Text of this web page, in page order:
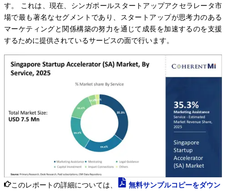
す。 これは、現在、シンガポールスタートアップアクセラレータ市
場で最も著名なセグメントであり、スタートアップが思考力のある
マーケティングと関係構築の努力を通じて成長を加速するのを支援
するために提供されているサービスの面で行います。
このレポートの詳細については、
無料サンプルコピーをダウン